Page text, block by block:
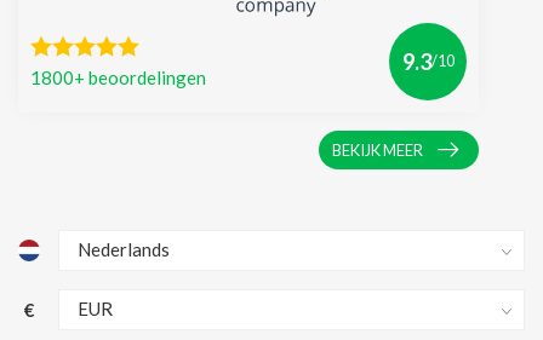
1800+ beoordelingen
9.3/10
BEKIJK MEER
€